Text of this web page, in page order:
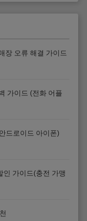
장 오류 해결 가이드
가이드 (전화 어플
드로이드 아이폰)
인 가이드(충전 가맹